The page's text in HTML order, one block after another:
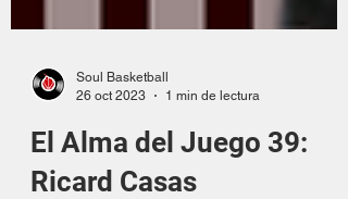
Soul Basketball
26 oct 2023
1 min de lectura